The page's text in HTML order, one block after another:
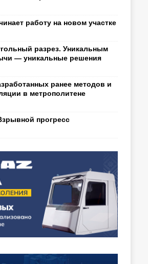
работу на новом участке
разрез. Уникальным
— уникальные решения
ранее методов и
в метрополитене
прогресс